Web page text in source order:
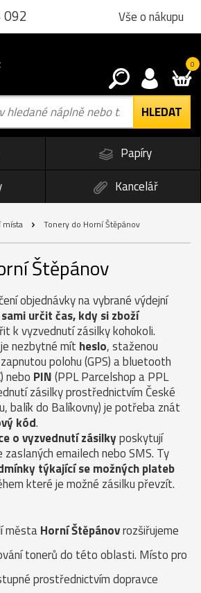
092 Vše o nákupu
0
Papíry
Kancelář
místa Tonery do Horní Štěpánov
Štěpánov
objednávky na vybrané výdejní
určit čas, kdy si zboží
k vyzvednutí zásilky kohokoli.
nezbytné mít heslo, staženou
polohu (GPS) a bluetooth
nebo PIN(PPL Parcelshop a PPL
zásilky prostřednictvím České
balík do Balíkovny) je potřeba znát
kód.
o vyzvednutí zásilkyposkytují
emailech nebo SMS. Ty
týkající se možných plateb
které je možné zásilku převzít.
městaHorní Štěpánovrozšiřujeme
tonerů do této oblasti. Místo pro
prostřednictvím dopravce